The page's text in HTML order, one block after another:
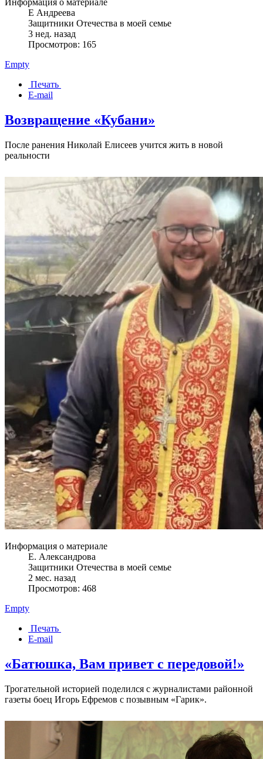
Информация о материале
Е Андреева
Защитники Отечества в моей семье
3 нед. назад
Просмотров: 165
Empty
Печать
E-mail
Возвращение «Кубани»
После ранения Николай Елисеев учится жить в новой
реальности
Информация о материале
Е. Александрова
Защитники Отечества в моей семье
2 мес. назад
Просмотров: 468
Empty
Печать
E-mail
«Батюшка, Вам привет с передовой!»
Трогательной историей поделился с журналистами районной
газеты боец Игорь Ефремов с позывным «Гарик».